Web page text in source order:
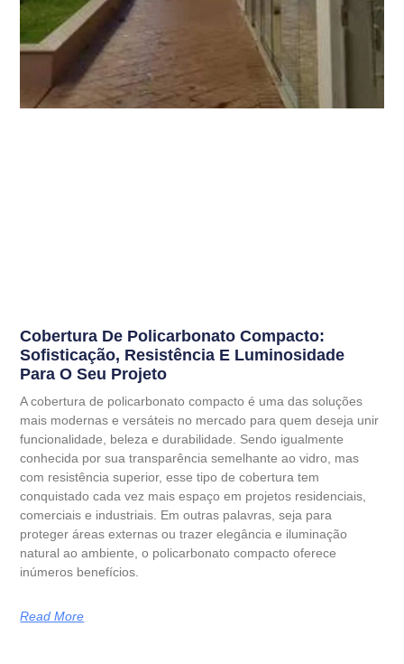
Cobertura De Policarbonato Compacto:
Sofisticação, Resistência E Luminosidade
Para O Seu Projeto
A cobertura de policarbonato compacto é uma das soluções
mais modernas e versáteis no mercado para quem deseja unir
funcionalidade, beleza e durabilidade. Sendo igualmente
conhecida por sua transparência semelhante ao vidro, mas
com resistência superior, esse tipo de cobertura tem
conquistado cada vez mais espaço em projetos residenciais,
comerciais e industriais. Em outras palavras, seja para
proteger áreas externas ou trazer elegância e iluminação
natural ao ambiente, o policarbonato compacto oferece
inúmeros benefícios.
Read More